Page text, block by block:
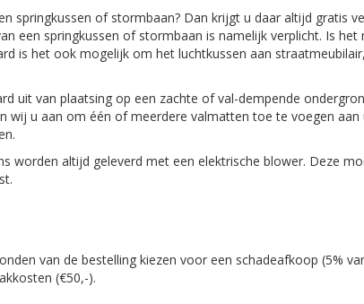
springkussen of stormbaan? Dan krijgt u daar altijd gratis
een springkussen of stormbaan is namelijk verplicht. Is
is het ook mogelijk om het luchtkussen aan
uit van plaatsing op een zachte of val-dempende
wij u aan om één of meerdere valmatten toe te voegen
worden altijd geleverd met een elektrische blower. Deze
van de bestelling kiezen voor een schadeafkoop (5%
(€50,-).